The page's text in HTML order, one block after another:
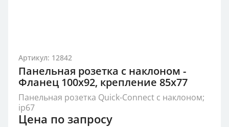
Артикул: 12842
Панельная розетка с наклоном -
Фланец 100x92, крепление 85x77
Панельная розетка Quick-Connect с наклоном;
ip67
Цена по запросу